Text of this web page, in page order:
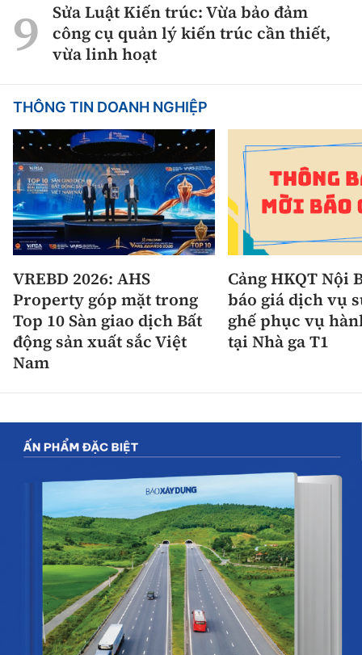
Sửa Luật Kiến trúc: Vừa bảo đảm
công cụ quản lý kiến trúc cần thiết,
vừa linh hoạt
THÔNG TIN DOANH NGHIỆP
VREBD 2026: AHS
Property góp mặt trong
Top 10 Sàn giao dịch Bất
động sản xuất sắc Việt
Nam
Cảng HKQT Nội
báo giá dịch vụ
ghế phục vụ
tại Nhà ga T1